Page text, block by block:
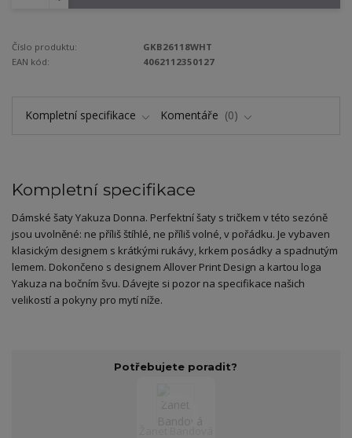
Číslo produktu:
GKB26118WHT
EAN kód:
4062112350127
Kompletní specifikace Komentáře 0
Kompletní specifikace
Dámské šaty Yakuza Donna. Perfektní šaty s tričkem v této sezóně
jsou uvolněné: ne příliš štíhlé, ne příliš volné, v pořádku. Je vybaven
klasickým designem s krátkými rukávy, krkem posádky a spadnutým
lemem. Dokončeno s designem Allover Print Design a kartou loga
Yakuza na bočním švu. Dávejte si pozor na specifikace našich
velikostí a pokyny pro mytí níže.
Potřebujete poradit?